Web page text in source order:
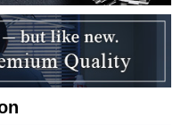
ティについて